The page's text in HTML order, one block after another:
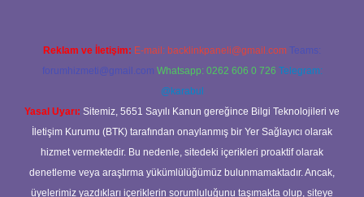
Reklam ve İletişim: E-mail: backlinkpaneli@gmail.com Teams:
forumhizmeti@gmail.com Whatsapp: 0262 606 0 726 Telegram:
@karabul
Yasal Uyarı: Sitemiz, 5651 Sayılı Kanun gereğince Bilgi Teknolojileri ve
İletişim Kurumu (BTK) tarafından onaylanmış bir Yer Sağlayıcı olarak
hizmet vermektedir. Bu nedenle, sitedeki içerikleri proaktif olarak
denetleme veya araştırma yükümlülüğümüz bulunmamaktadır. Ancak,
üyelerimiz yazdıkları içeriklerin sorumluluğunu taşımakta olup, siteye